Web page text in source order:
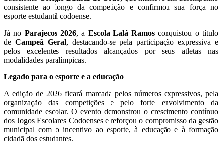
consistente ao longo da competição e confirmou sua força no
esporte estudantil codoense.
Já no Parajecos 2026, a Escola Lalá Ramos conquistou o título
de Campeã Geral, destacando-se pela participação expressiva e
pelos excelentes resultados alcançados por seus atletas nas
modalidades paralímpicas.
Legado para o esporte e a educação
A edição de 2026 ficará marcada pelos números expressivos, pela
organização das competições e pelo forte envolvimento da
comunidade escolar. O evento demonstrou o crescimento contínuo
dos Jogos Escolares Codoenses e reforçou o compromisso da gestão
municipal com o incentivo ao esporte, à educação e à formação
cidadã dos estudantes.